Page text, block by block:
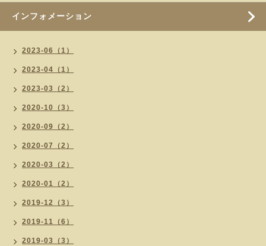
インフォメーション
2023-06（1）
2023-04（1）
2023-03（2）
2020-10（3）
2020-09（2）
2020-07（2）
2020-03（2）
2020-01（2）
2019-12（3）
2019-11（6）
2019-03（3）